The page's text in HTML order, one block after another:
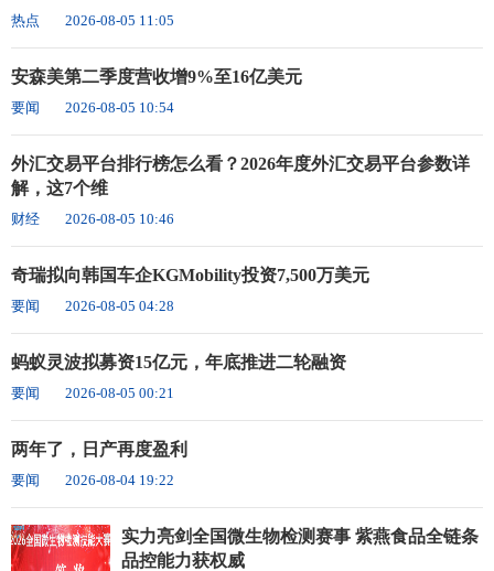
热点 2026-08-05 11:05
安森美第二季度营收增9%至16亿美元
要闻 2026-08-05 10:54
外汇交易平台排行榜怎么看？2026年度外汇交易平台参数详
解，这7个维
财经 2026-08-05 10:46
奇瑞拟向韩国车企KGMobility投资7,500万美元
要闻 2026-08-05 04:28
蚂蚁灵波拟募资15亿元，年底推进二轮融资
要闻 2026-08-05 00:21
两年了，日产再度盈利
要闻 2026-08-04 19:22
实力亮剑全国微生物检测赛事 紫燕食品全链条
品控能力获权威